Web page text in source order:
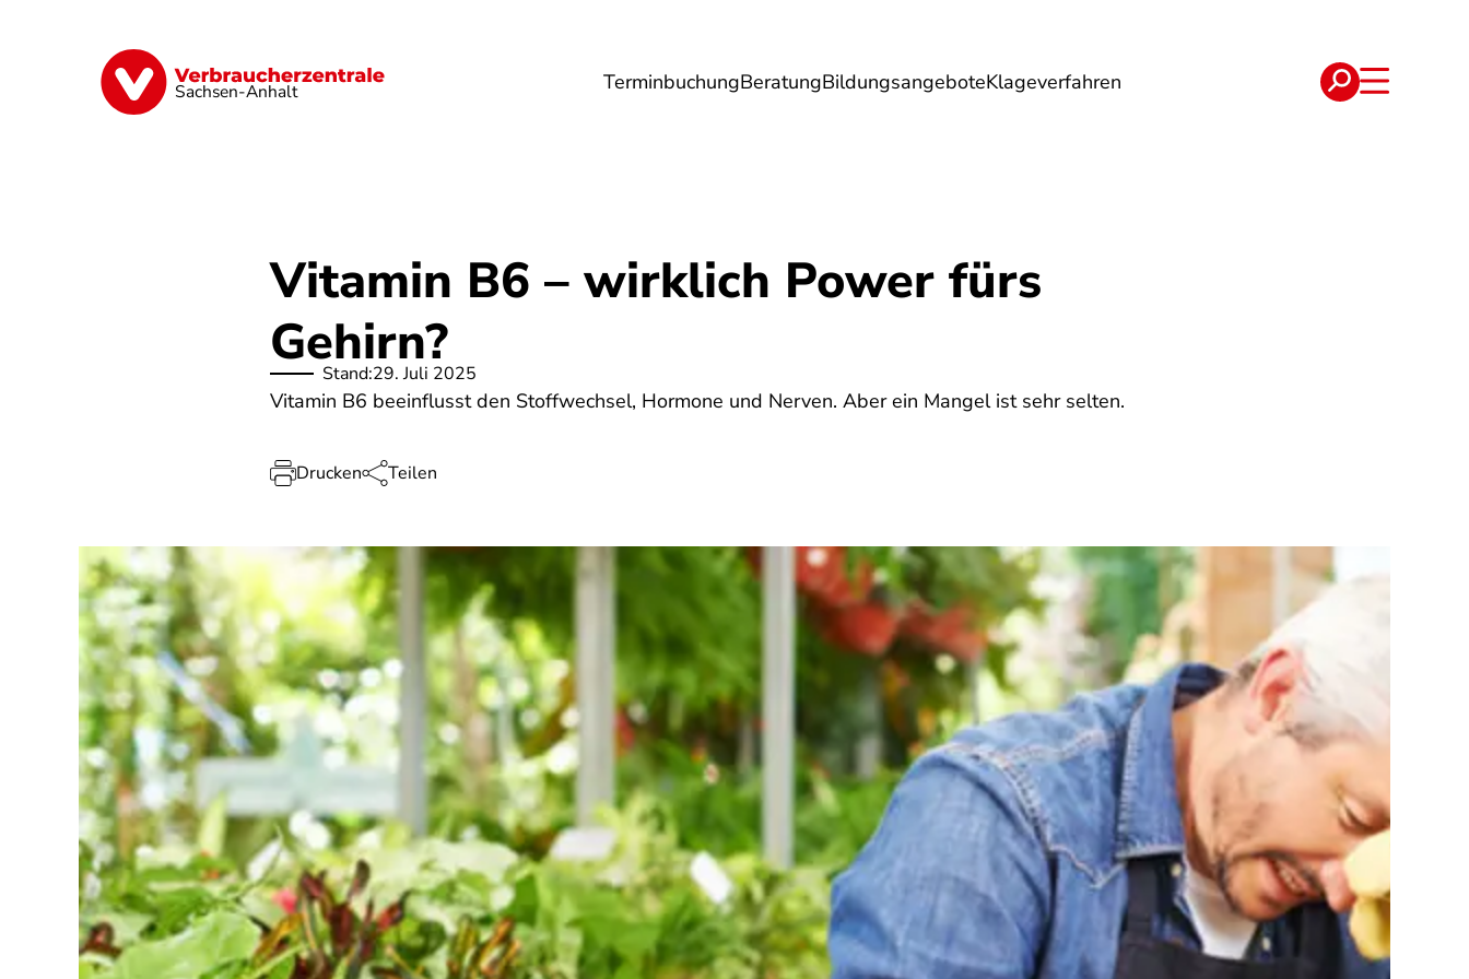
Sachsen-Anhalt TerminbuchungBeratungBildungsangeboteKlageverfahren
Finanzen Digitales Lebensmittel Gesundheit Energie Reise Verträge
Vitamin B6 – wirklich Power fürs
Gehirn?
Stand:29. Juli 2025
Vitamin B6 beeinflusst den Stoffwechsel, Hormone und Nerven. Aber ein Mangel ist sehr selten.
Drucken Teilen